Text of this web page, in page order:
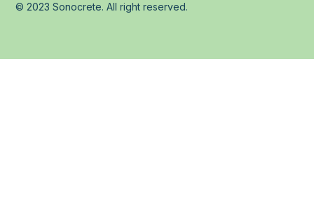
© 2023 Sonocrete. All right reserved.